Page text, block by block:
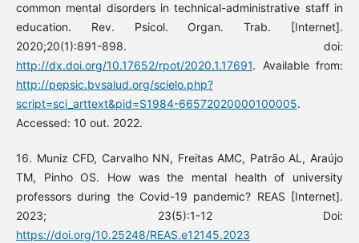
common mental disorders in technical-administrative staff in
education. Rev. Psicol. Organ. Trab. [Internet].
2020;20(1):891-898. doi:
http://dx.doi.org/10.17652/rpot/2020.1.17691. Available from:
http://pepsic.bvsalud.org/scielo.php?
script=sci_arttext&pid=S1984-66572020000100005.
Accessed: 10 out. 2022.
16. Muniz CFD, Carvalho NN, Freitas AMC, Patrão AL, Araújo
TM, Pinho OS. How was the mental health of university
professors during the Covid-19 pandemic? REAS [Internet].
2023; 23(5):1-12 Doi:
https://doi.org/10.25248/REAS.e12145.2023